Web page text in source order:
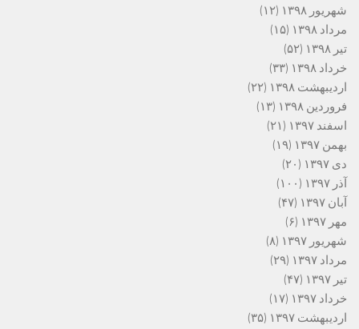
شهریور ۱۳۹۸
(۱۲)
مرداد ۱۳۹۸
(۱۵)
تیر ۱۳۹۸
(۵۲)
خرداد ۱۳۹۸
(۳۳)
اردیبهشت ۱۳۹۸
(۲۲)
فروردین ۱۳۹۸
(۱۳)
اسفند ۱۳۹۷
(۲۱)
بهمن ۱۳۹۷
(۱۹)
دی ۱۳۹۷
(۲۰)
آذر ۱۳۹۷
(۱۰۰)
آبان ۱۳۹۷
(۴۷)
مهر ۱۳۹۷
(۶)
شهریور ۱۳۹۷
(۸)
مرداد ۱۳۹۷
(۲۹)
تیر ۱۳۹۷
(۴۷)
خرداد ۱۳۹۷
(۱۷)
اردیبهشت ۱۳۹۷
(۳۵)